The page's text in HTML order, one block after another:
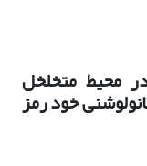
محیط متخلخل
خود رمز